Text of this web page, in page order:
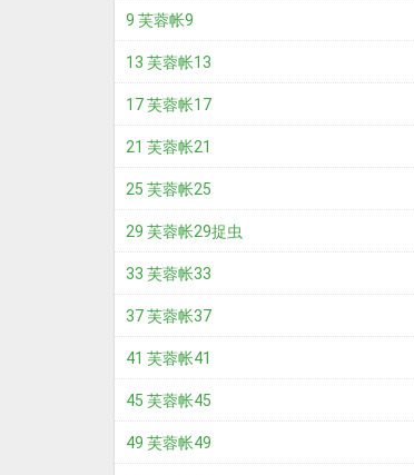
9 芙蓉帐9
13 芙蓉帐13
17 芙蓉帐17
21 芙蓉帐21
25 芙蓉帐25
29 芙蓉帐29捉虫
33 芙蓉帐33
37 芙蓉帐37
41 芙蓉帐41
45 芙蓉帐45
49 芙蓉帐49